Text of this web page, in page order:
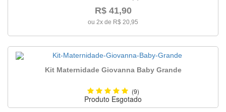
R$ 41,90
ou 2x de R$ 20,95
Kit Maternidade Giovanna Baby Grande
(9)
Produto Esgotado